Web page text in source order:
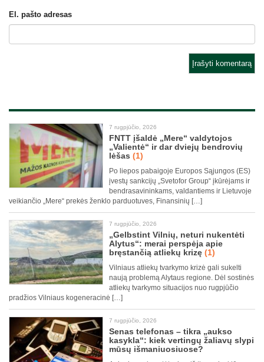
El. pašto adresas
7 rugpjūčio, 2026
FNTT įšaldė „Mere“ valdytojos
„Valientė“ ir dar dviejų bendrovių
lėšas (1)
Po liepos pabaigoje Europos Sąjungos (ES)
įvestų sankcijų „Svetofor Group“ įkūrėjams ir
bendrasavininkams, valdantiems ir Lietuvoje
veikiančio „Mere“ prekės ženklo parduotuves, Finansinių […]
7 rugpjūčio, 2026
„Gelbstint Vilnių, neturi nukentėti
Alytus“: merai perspėja apie
bręstančią atliekų krizę (1)
Vilniaus atliekų tvarkymo krizė gali sukelti
naują problemą Alytaus regione. Dėl sostinės
atliekų tvarkymo situacijos nuo rugpjūčio
pradžios Vilniaus kogeneracinė […]
7 rugpjūčio, 2026
Senas telefonas – tikra „aukso
kasykla“: kiek vertingų žaliavų slypi
mūsų išmaniuosiuose?